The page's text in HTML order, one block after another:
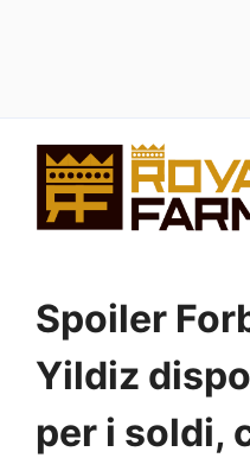
contenuto
Spoiler
Yildiz
per i soldi,